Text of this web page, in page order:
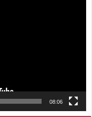
08:06